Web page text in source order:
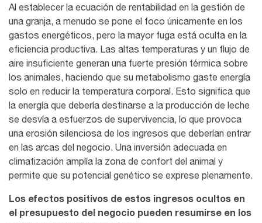
Al establecer la ecuación de rentabilidad en la gestión de
una granja, a menudo se pone el foco únicamente en los
gastos energéticos, pero la mayor fuga está oculta en la
eficiencia productiva. Las altas temperaturas y un flujo de
aire insuficiente generan una fuerte presión térmica sobre
los animales, haciendo que su metabolismo gaste energía
solo en reducir la temperatura corporal. Esto significa que
la energía que debería destinarse a la producción de leche
se desvía a esfuerzos de supervivencia, lo que provoca
una erosión silenciosa de los ingresos que deberían entrar
en las arcas del negocio. Una inversión adecuada en
climatización amplía la zona de confort del animal y
permite que su potencial genético se exprese plenamente.
Los efectos positivos de estos ingresos ocultos en
el presupuesto del negocio pueden resumirse en los